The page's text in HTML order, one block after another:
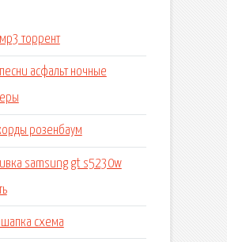
мр3 торрент
песни асфальт ночные
розенбаум
samsung gt s5230w
схема